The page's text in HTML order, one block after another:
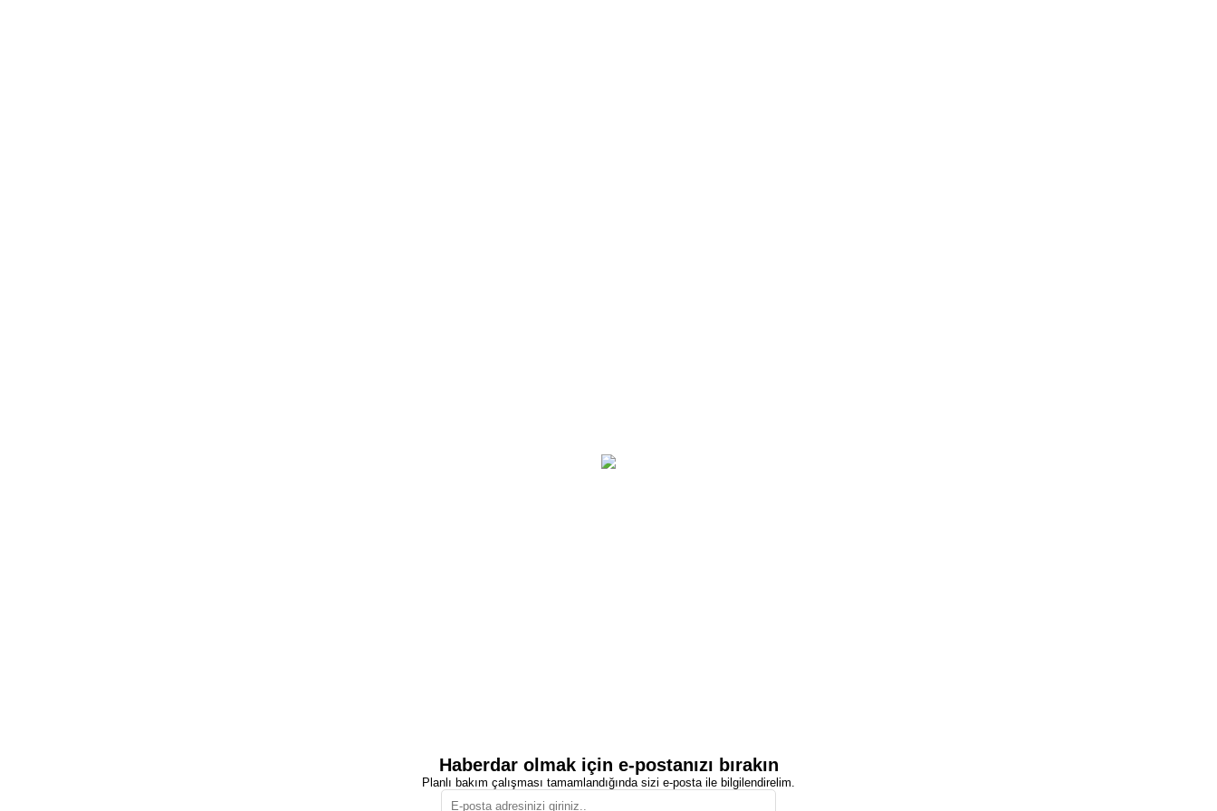
Haberdar olmak için e-postanızı bırakın
Planlı bakım çalışması tamamlandığında sizi e-posta ile bilgilendirelim.